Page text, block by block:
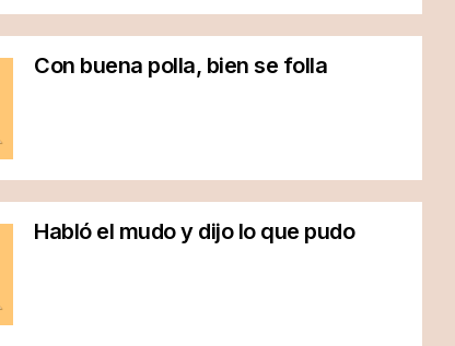
Con buena polla, bien se folla
Habló el mudo y dijo lo que pudo